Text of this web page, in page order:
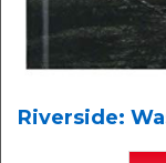
Riverside: